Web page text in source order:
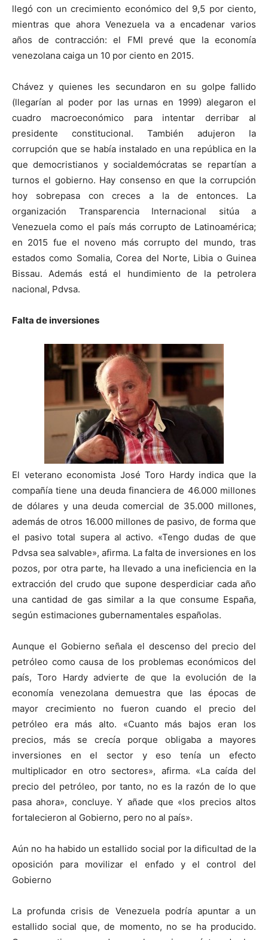
llegó con un crecimiento económico del 9,5 por ciento,
mientras que ahora Venezuela va a encadenar varios
años de contracción: el FMI prevé que la economía
venezolana caiga un 10 por ciento en 2015.
Chávez y quienes les secundaron en su golpe fallido
(llegarían al poder por las urnas en 1999) alegaron el
cuadro macroeconómico para intentar derribar al
presidente constitucional. También adujeron la
corrupción que se había instalado en una república en la
que democristianos y socialdemócratas se repartían a
turnos el gobierno. Hay consenso en que la corrupción
hoy sobrepasa con creces a la de entonces. La
organización Transparencia Internacional sitúa a
Venezuela como el país más corrupto de Latinoamérica;
en 2015 fue el noveno más corrupto del mundo, tras
estados como Somalia, Corea del Norte, Libia o Guinea
Bissau. Además está el hundimiento de la petrolera
nacional, Pdvsa.
Falta de inversiones
El veterano economista José Toro Hardy indica que la
compañía tiene una deuda financiera de 46.000 millones
de dólares y una deuda comercial de 35.000 millones,
además de otros 16.000 millones de pasivo, de forma que
el pasivo total supera al activo. «Tengo dudas de que
Pdvsa sea salvable», afirma. La falta de inversiones en los
pozos, por otra parte, ha llevado a una ineficiencia en la
extracción del crudo que supone desperdiciar cada año
una cantidad de gas similar a la que consume España,
según estimaciones gubernamentales españolas.
Aunque el Gobierno señala el descenso del precio del
petróleo como causa de los problemas económicos del
país, Toro Hardy advierte de que la evolución de la
economía venezolana demuestra que las épocas de
mayor crecimiento no fueron cuando el precio del
petróleo era más alto. «Cuanto más bajos eran los
precios, más se crecía porque obligaba a mayores
inversiones en el sector y eso tenía un efecto
multiplicador en otro sectores», afirma. «La caída del
precio del petróleo, por tanto, no es la razón de lo que
pasa ahora», concluye. Y añade que «los precios altos
fortalecieron al Gobierno, pero no al país».
Aún no ha habido un estallido social por la dificultad de la
oposición para movilizar el enfado y el control del
Gobierno
La profunda crisis de Venezuela podría apuntar a un
estallido social que, de momento, no se ha producido.